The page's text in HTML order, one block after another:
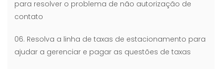
para resolver o problema de não autorização de
contato
06. Resolva a linha de taxas de estacionamento para
ajudar a gerenciar e pagar as questões de taxas